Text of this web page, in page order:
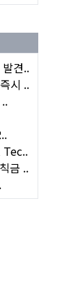
견..
시 ..
Tec..
금 ..